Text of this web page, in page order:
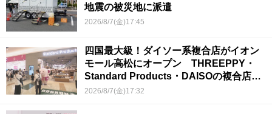
地震の被災地に派遣
2026/8/7(金)17:45
四国最大級！ダイソー系複合店がイオン
モール高松にオープン THREEPPY・
Standard Products・DAISOの複合店は
香川県初
2026/8/7(金)17:32